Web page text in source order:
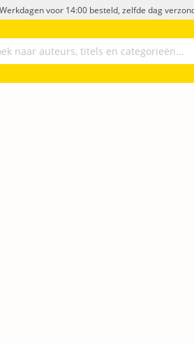
Werkdagen voor 14:00 besteld, zelfde dag